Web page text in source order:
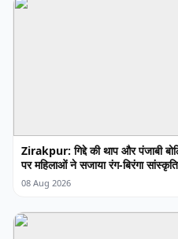
Zirakpur: गिद्दे की थाप और पंजाबी
पर महिलाओं ने सजाया रंग-बिरंगा
08 Aug 2026